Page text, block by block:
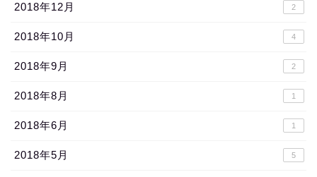
2018年12月 2
2018年10月 4
2018年9月 2
2018年8月 1
2018年6月 1
2018年5月 5